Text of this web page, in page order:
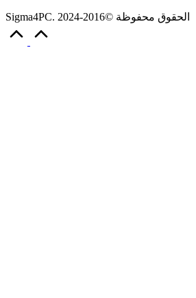
Sigma4PC. الحقوق محفوظة ©2016-2024